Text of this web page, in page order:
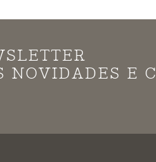
NOVIDADES E